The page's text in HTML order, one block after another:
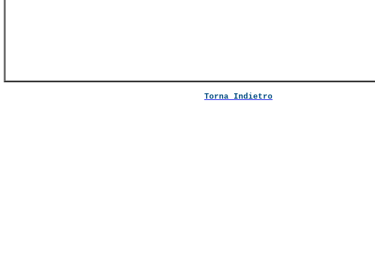
Torna Indietro